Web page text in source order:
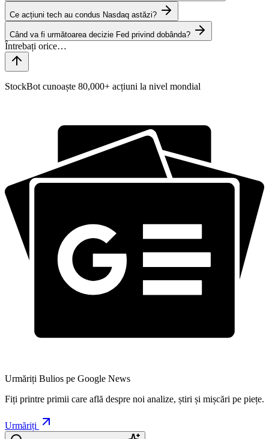
Ce acțiuni tech au condus Nasdaq astăzi?
Când va fi următoarea decizie Fed privind dobânda?
StockBot cunoaște 80,000+ acțiuni la nivel mondial
Urmăriți Bulios pe Google News
Fiți printre primii care află despre noi analize, știri și mișcări pe piețe.
Urmăriți